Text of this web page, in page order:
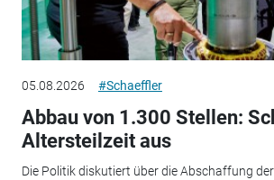
05.08.2026 #Schaeffler
Abbau von 1.300 Stellen:
Altersteilzeit aus
Die Politik diskutiert über die Abschaffung